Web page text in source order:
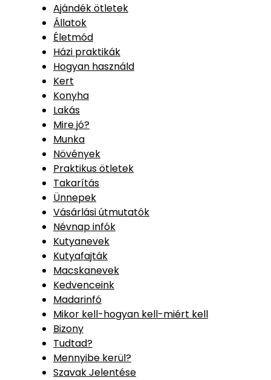
Ajándék ötletek
Állatok
Életmód
Házi praktikák
Hogyan használd
Kert
Konyha
Lakás
Mire jó?
Munka
Növények
Praktikus ötletek
Takarítás
Ünnepek
Vásárlási útmutatók
Névnap infók
Kutyanevek
Kutyafajták
Macskanevek
Kedvenceink
Madarinfó
Mikor kell-hogyan kell-miért kell
Bizony
Tudtad?
Mennyibe kerül?
Szavak Jelentése